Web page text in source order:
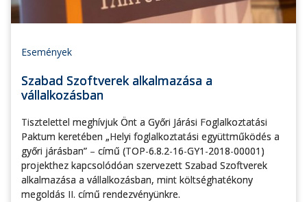
Események
Szabad Szoftverek alkalmazása a
vállalkozásban
Tisztelettel meghívjuk Önt a Győri Járási Foglalkoztatási
Paktum keretében „Helyi foglalkoztatási együttműködés a
győri járásban” – című (TOP-6.8.2-16-GY1-2018-00001)
projekthez kapcsolódóan szervezett Szabad Szoftverek
alkalmazása a vállalkozásban, mint költséghatékony
megoldás II. című rendezvényünkre.